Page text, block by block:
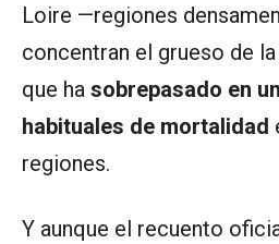
Loire —regiones
concentran el grueso de
que ha sobrepasado en
habituales de mortalidad
regiones.
Y aunque el recuento